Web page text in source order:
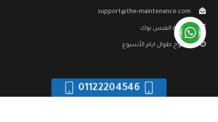
support@the-maintenance.com
صفحة الفيس بوك
مفتوح طوال ايام الأسبوع
01122204546